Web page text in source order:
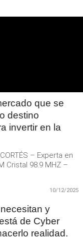
que se
destino
invertir en la
– Experta en
Cristal 98.9 MHZ –
10/12/2025
y
de Cyber
realidad.